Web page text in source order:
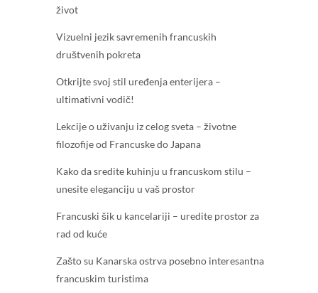
život
Vizuelni jezik savremenih francuskih
društvenih pokreta
Otkrijte svoj stil uređenja enterijera –
ultimativni vodič!
Lekcije o uživanju iz celog sveta – životne
filozofije od Francuske do Japana
Kako da sredite kuhinju u francuskom stilu –
unesite eleganciju u vaš prostor
Francuski šik u kancelariji – uredite prostor za
rad od kuće
Zašto su Kanarska ostrva posebno interesantna
francuskim turistima